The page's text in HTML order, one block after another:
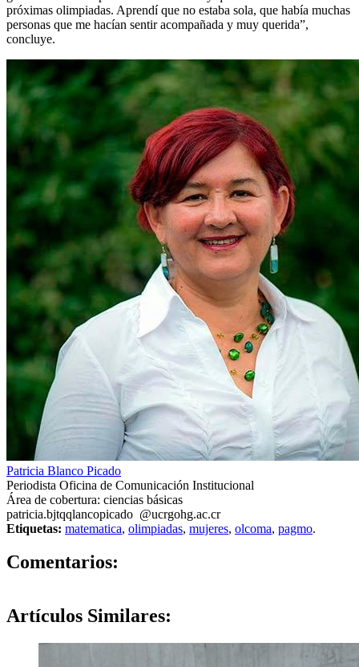
próximas olimpiadas. Aprendí que no estaba sola, que había muchas
personas que me hacían sentir acompañada y muy querida”,
concluye.
Patricia Blanco Picado
Periodista Oficina de Comunicación Institucional
Área de cobertura: ciencias básicas
patricia.bjtqqlancopicado @ucrgohg.ac.cr
Etiquetas: matematica, olimpiadas, mujeres, olcoma, pagmo.
Comentarios:
Artículos Similares: